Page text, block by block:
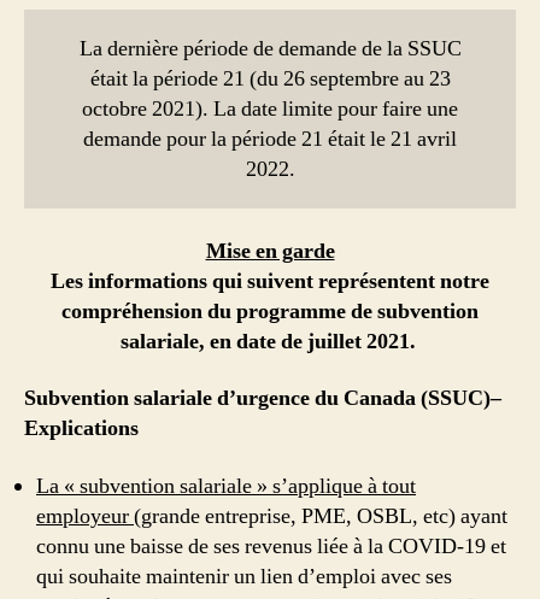
La dernière période de demande de la SSUC
était la période 21 (du 26 septembre au 23
octobre 2021). La date limite pour faire une
demande pour la période 21 était le 21 avril
2022.
Mise en garde
Les informations qui suivent représentent notre
compréhension du programme de subvention
salariale, en date de juillet 2021.
Subvention salariale d’urgence du Canada (SSUC)–
Explications
La « subvention salariale » s’applique à tout
employeur(grande entreprise, PME, OSBL, etc) ayant
connu une baisse de ses revenus liée à la COVID-19 et
qui souhaite maintenir un lien d’emploi avec ses